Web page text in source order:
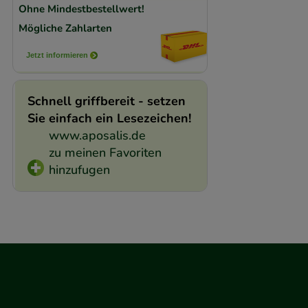
Ohne Mindestbestellwert!
Mögliche Zahlarten
Jetzt informieren
Schnell griffbereit - setzen
Sie einfach ein Lesezeichen!
www.aposalis.de
zu meinen Favoriten
hinzufugen